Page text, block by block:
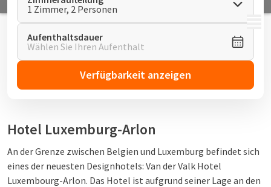
MENÜ
1 Zimmer, 2 Personen
Aufenthaltsdauer
Wählen Sie Ihren Aufenthalt
Verfügbarkeit anzeigen
Hotel Luxemburg-Arlon
An der Grenze zwischen Belgien und Luxemburg befindet sich
eines der neuesten Designhotels: Van der Valk Hotel
Luxembourg-Arlon. Das Hotel ist aufgrund seiner Lage an den